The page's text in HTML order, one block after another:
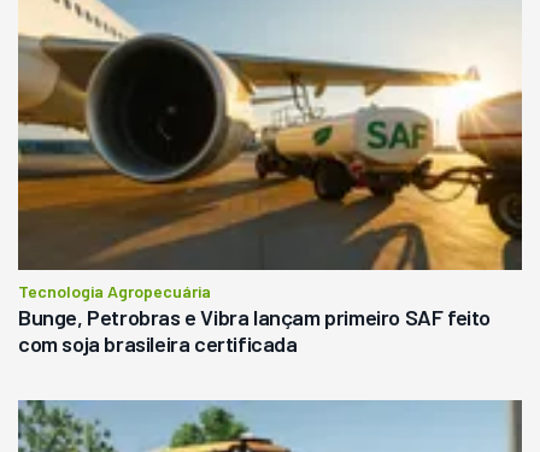
Tecnologia Agropecuária
Bunge, Petrobras e Vibra lançam primeiro SAF feito
com soja brasileira certificada